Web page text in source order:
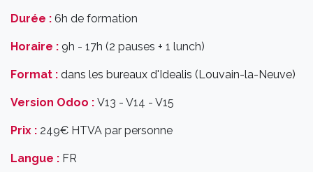
Durée : 6h de formation
Horaire : 9h - 17h (2 pauses + 1 lunch)
Format : dans les bureaux d'Idealis (Louvain-la-Neuve)
Version Odoo : V13 - V14 - V15
Prix : 249€ HTVA par personne
Langue : FR